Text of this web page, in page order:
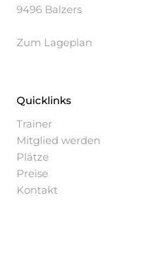
9496 Balzers
Zum Lageplan
Quicklinks
Trainer
Mitglied werden
Plätze
Preise
Kontakt